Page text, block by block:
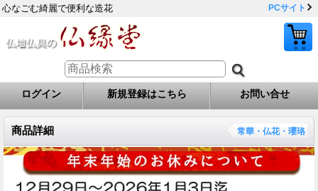
心なごむ綺麗で便利な造花 PCサイト
ログイン 新規登録はこちら お問い合せ
商品詳細 常華・仏花・瓔珞